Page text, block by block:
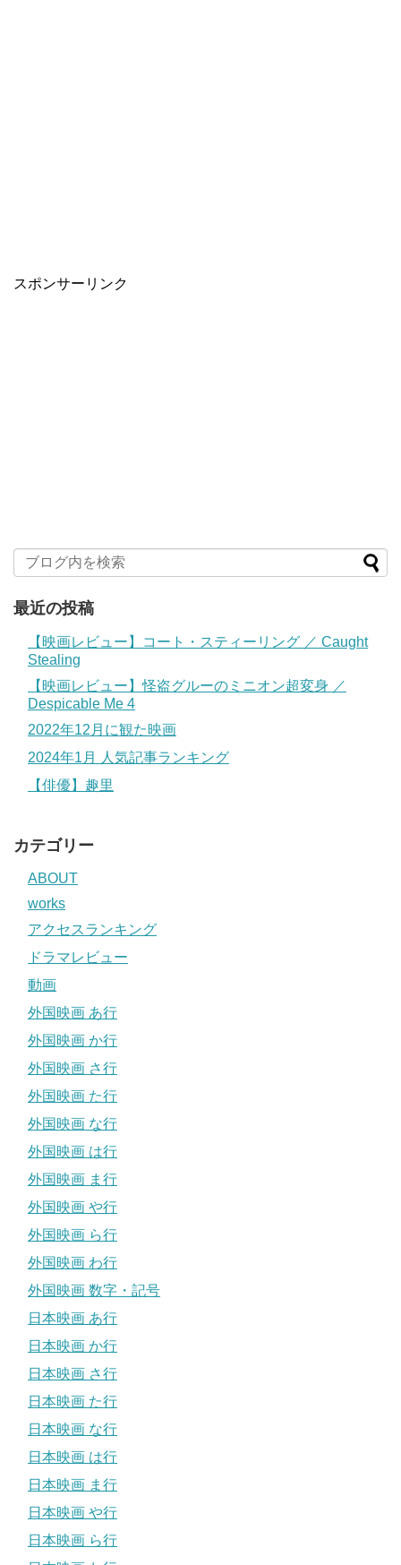
スポンサーリンク
最近の投稿
【映画レビュー】コート・スティーリング ／ Caught
Stealing
【映画レビュー】怪盗グルーのミニオン超変身 ／
Despicable Me 4
2022年12月に観た映画
2024年1月 人気記事ランキング
【俳優】趣里
カテゴリー
ABOUT
works
アクセスランキング
ドラマレビュー
動画
外国映画 あ行
外国映画 か行
外国映画 さ行
外国映画 た行
外国映画 な行
外国映画 は行
外国映画 ま行
外国映画 や行
外国映画 ら行
外国映画 わ行
外国映画 数字・記号
日本映画 あ行
日本映画 か行
日本映画 さ行
日本映画 た行
日本映画 な行
日本映画 は行
日本映画 ま行
日本映画 や行
日本映画 ら行